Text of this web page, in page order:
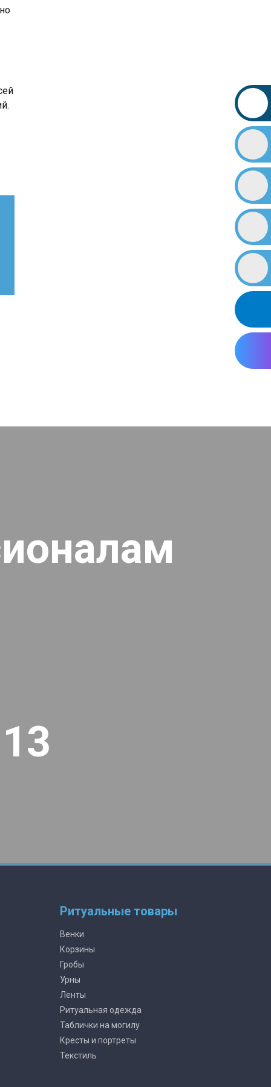
Ритуальные товары
Венки
Корзины
Гробы
Урны
Ленты
Ритуальная одежда
Таблички на могилу
Кресты и портреты
Текстиль